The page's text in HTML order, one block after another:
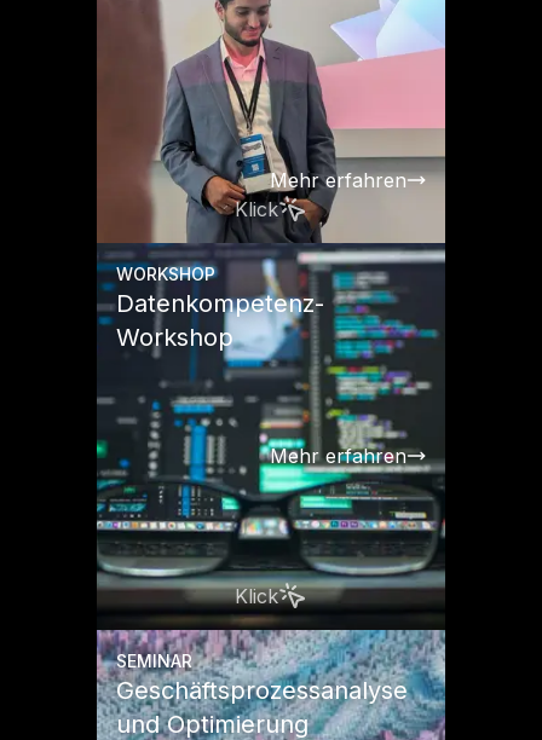
Mehr erfahren
Klick
WORKSHOP
Datenkompetenz-
Workshop
Mehr erfahren
Klick
SEMINAR
Geschäftsprozessanalyse
und Optimierung